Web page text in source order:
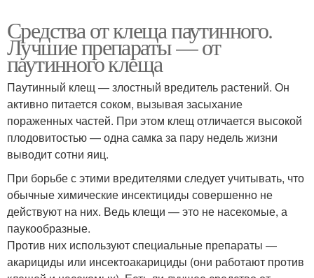
Средства от клеща паутинного.
Лучшие препараты — от
паутинного клеща
Паутинный клещ — злостный вредитель растений. Он
активно питается соком, вызывая засыхание
пораженных частей. При этом клещ отличается высокой
плодовитостью — одна самка за пару недель жизни
выводит сотни яиц.
При борьбе с этими вредителями следует учитывать, что
обычные химические инсектициды совершенно не
действуют на них. Ведь клещи — это не насекомые, а
паукообразные.
Против них используют специальные препараты —
акарициды или инсектоакарициды (они работают против